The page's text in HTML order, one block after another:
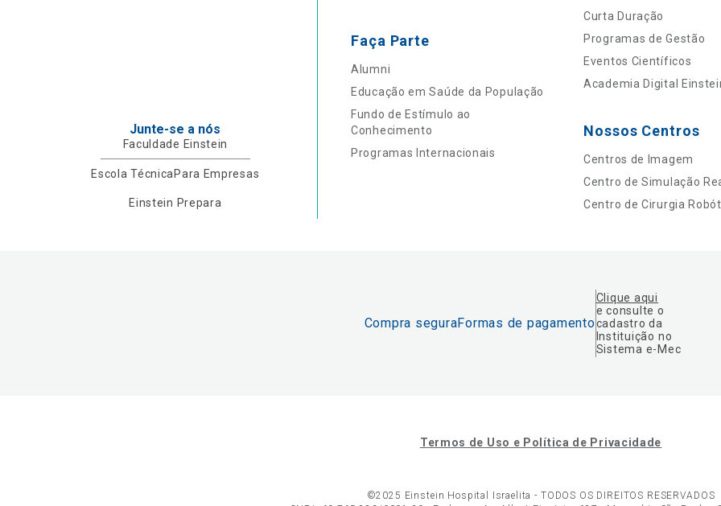
Junte-se a nós
Faculdade Einstein
Escola Técnica Para Empresas
Einstein Prepara
Faça Parte
Alumni
Educação em Saúde da População
Fundo de Estímulo ao
Conhecimento
Programas Internacionais
Curta Duração
Programas de Gestão
Eventos Científicos
Academia Digital
Nossos Centros
Centros de Imagem
Centro de Simulação
Centro de Cirurgia
Compra seguraFormas de pagamento
Clique aqui
e consulte o
cadastro da
Instituição no
Sistema e-Mec
Termos de Uso e Política de Privacidade
©2025 Einstein Hospital Israelita - TODOS OS DIREITOS RESERVADOS